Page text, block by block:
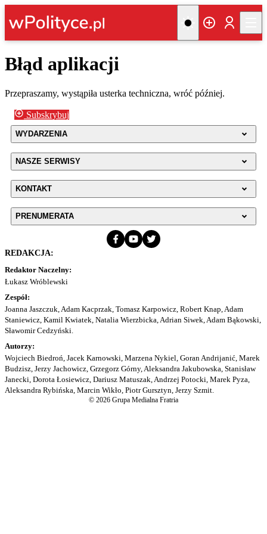
Błąd aplikacji
Przepraszamy, wystąpiła usterka techniczna, wróć później.
Subskrybuj
WYDARZENIA
NASZE SERWISY
KONTAKT
PRENUMERATA
REDAKCJA:
Redaktor Naczelny:
Łukasz Wróblewski
Zespół:
Joanna Jaszczuk, Adam Kacprzak, Tomasz Karpowicz, Robert Knap, Adam
Staniewicz, Kamil Kwiatek, Natalia Wierzbicka, Adrian Siwek, Adam Bąkowski,
Sławomir Cedzyński.
Autorzy:
Wojciech Biedroń, Jacek Karnowski, Marzena Nykiel, Goran Andrijanić, Marek
Budzisz, Jerzy Jachowicz, Grzegorz Górny, Aleksandra Jakubowska, Stanisław
Janecki, Dorota Łosiewicz, Dariusz Matuszak, Andrzej Potocki, Marek Pyza,
Aleksandra Rybińska, Marcin Wikło, Piotr Gursztyn, Jerzy Szmit.
© 2026 Grupa Medialna Fratria